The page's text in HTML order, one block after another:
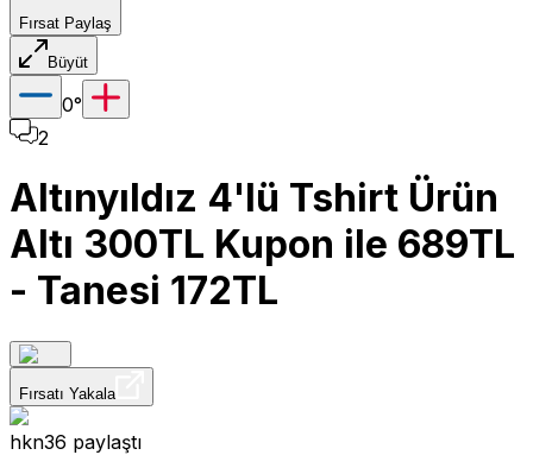
Fırsat Paylaş
Büyüt
0°
2
Altınyıldız 4'lü Tshirt Ürün
Altı 300TL Kupon ile 689TL
- Tanesi 172TL
Fırsatı Yakala
hkn36 paylaştı